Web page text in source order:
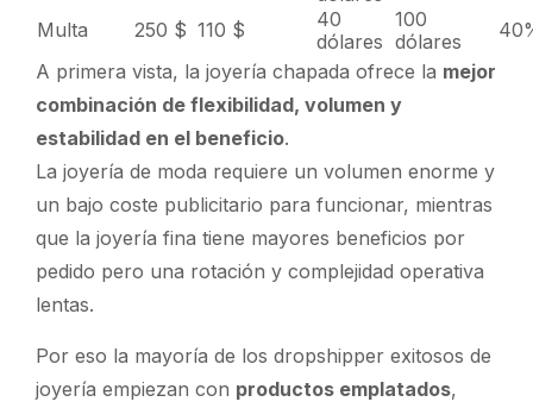
Multa
250 $ 110 $
40
dólares
100
dólares
A primera vista, la joyería chapada ofrece la mejor
combinación de flexibilidad, volumen y
estabilidad en el beneficio.
La joyería de moda requiere un volumen enorme y
un bajo coste publicitario para funcionar, mientras
que la joyería fina tiene mayores beneficios por
pedido pero una rotación y complejidad operativa
lentas.
Por eso la mayoría de los dropshipper exitosos de
joyería empiezan con productos emplatados,